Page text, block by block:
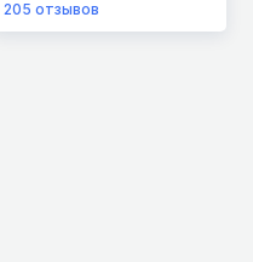
205отзывов